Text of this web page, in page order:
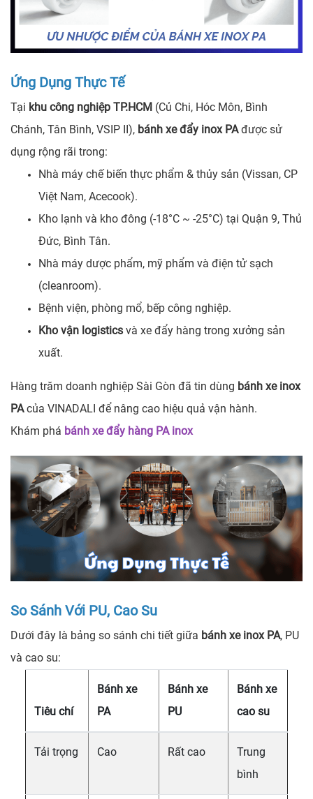
Ứng Dụng Thực Tế
Tại khu công nghiệp TP.HCM (Củ Chi, Hóc Môn, Bình
Chánh, Tân Bình, VSIP II), bánh xe đẩy inox PAđược sử
dụng rộng rãi trong:
Nhà máy chế biến thực phẩm & thủy sản (Vissan, CP
Việt Nam, Acecook).
Kho lạnh và kho đông (-18°C ~ -25°C) tại Quận 9, Thủ
Đức, Bình Tân.
Nhà máy dược phẩm, mỹ phẩm và điện tử sạch
(cleanroom).
Bệnh viện, phòng mổ, bếp công nghiệp.
Kho vận logistics và xe đẩy hàng trong xưởng sản
xuất.
Hàng trăm doanh nghiệp Sài Gòn đã tin dùng bánh xe inox
PAcủa VINADALI để nâng cao hiệu quả vận hành.
Khám phá bánh xe đẩy hàng PA inox
So Sánh Với PU, Cao Su
Dưới đây là bảng so sánh chi tiết giữa bánh xe inox PA, PU
và cao su:
Tiêu chí
Bánh xe
PA
Bánh xe
PU
Bánh xe
cao su
Tải trọng Cao Rất cao
Trung
bình